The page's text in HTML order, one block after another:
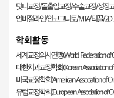
덧니교정/돌출입교정/수술교정/성장
인비절라인/인코그니토/MTA/티끌/2D
학회활동
세계교정의사연맹(World Federation of
대한치과교정학회(Korean Association
미국교정학회(American Association of
유럽교정학회(European Association of